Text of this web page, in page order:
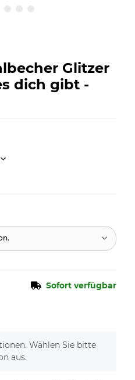
Glitzer
dich gibt -
Sofort verfügbar
Wählen Sie bitte
aus.